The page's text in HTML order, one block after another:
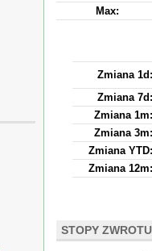
Max:
Zmiana 1d:
Zmiana 7d:
Zmiana 1m:
Zmiana 3m:
Zmiana YTD:
Zmiana 12m:
STOPY ZWROTU